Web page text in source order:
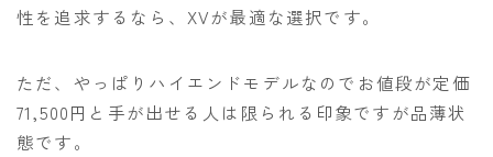
性を追求するなら、XVが最適な選択です。
ただ、やっぱりハイエンドモデルなのでお値段が定価
71,500円と手が出せる人は限られる印象ですが品薄状
態です。